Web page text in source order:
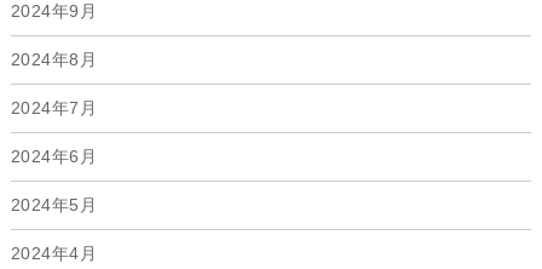
2024年9月
2024年8月
2024年7月
2024年6月
2024年5月
2024年4月